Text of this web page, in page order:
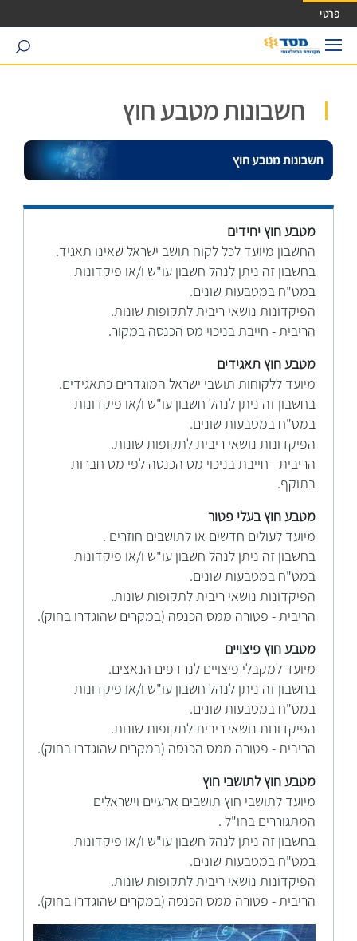
גישה ישירה לכפתור כניסה לחשבונך
פרטי
search
חשבונות מטבע חוץ
מטבע חוץ יחידים
החשבון מיועד לכל לקוח תושב ישראל שאינו תאגיד.
בחשבון זה ניתן לנהל חשבון עו"ש ו/או פיקדונות
במט"ח במטבעות שונים.
הפיקדונות נושאי ריבית לתקופות שונות.
הריבית - חייבת בניכוי מס הכנסה במקור.
מטבע חוץ תאגידים
מיועד ללקוחות תושבי ישראל המוגדרים כתאגידים.
בחשבון זה ניתן לנהל חשבון עו"ש ו/או פיקדונות
במט"ח במטבעות שונים.
הפיקדונות נושאי ריבית לתקופות שונות.
הריבית - חייבת בניכוי מס הכנסה לפי מס חברות
בתוקף.
מטבע חוץ בעלי פטור
מיועד לעולים חדשים או לתושבים חוזרים .
בחשבון זה ניתן לנהל חשבון עו"ש ו/או פיקדונות
במט"ח במטבעות שונים.
הפיקדונות נושאי ריבית לתקופות שונות.
הריבית - פטורה ממס הכנסה (במקרים שהוגדרו בחוק).
מטבע חוץ פיצויים
מיועד למקבלי פיצויים לנרדפים הנאצים.
בחשבון זה ניתן לנהל חשבון עו"ש ו/או פיקדונות
במט"ח במטבעות שונים.
הפיקדונות נושאי ריבית לתקופות שונות.
הריבית - פטורה ממס הכנסה (במקרים שהוגדרו בחוק).
מטבע חוץ לתושבי חוץ
מיועד לתושבי חוץ תושבים ארעיים וישראלים
המתגוררים בחו"ל .
בחשבון זה ניתן לנהל חשבון עו"ש ו/או פיקדונות
במט"ח במטבעות שונים.
הפיקדונות נושאי ריבית לתקופות שונות.
הריבית - פטורה ממס הכנסה (במקרים שהוגדרו בחוק).